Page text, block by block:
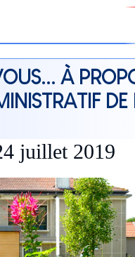
À
juillet 2019